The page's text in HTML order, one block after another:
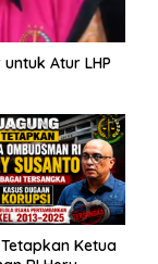
Atur LHP
Ketua